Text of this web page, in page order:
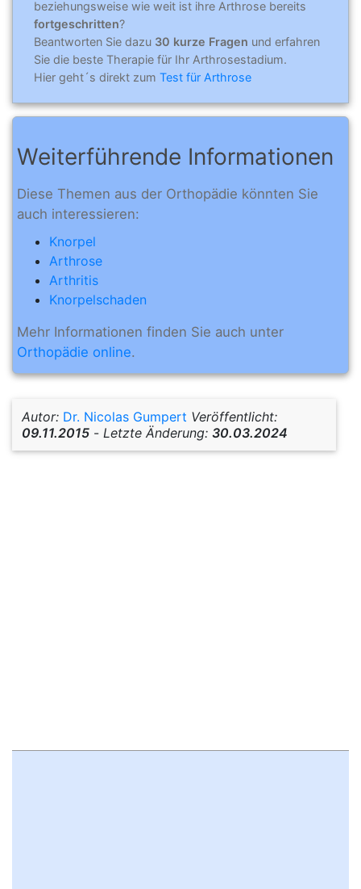
beziehungsweise wie weit ist ihre Arthrose bereits
fortgeschritten?
Beantworten Sie dazu 30 kurze Fragen und erfahren
Sie die beste Therapie für Ihr Arthrosestadium.
Hier geht´s direkt zum Test für Arthrose
Weiterführende Informationen
Diese Themen aus der Orthopädie könnten Sie
auch interessieren:
Knorpel
Arthrose
Arthritis
Knorpelschaden
Mehr Informationen finden Sie auch unter
Orthopädie online.
Autor: Dr. Nicolas Gumpert Veröffentlicht:
09.11.2015 - Letzte Änderung: 30.03.2024